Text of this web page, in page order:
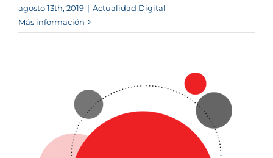
agosto 13th, 2019 | Actualidad Digital
Más información